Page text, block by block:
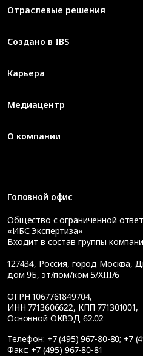
Отраслевые решения
Создано в IBS
Карьера
Медиацентр
О компании
Головной офис
Общество с ограниченной
«ИБС Экспертиза»
Входит в состав группы
127434, Россия, город Москва,
дом 9Б, эт/пом/ком 5/XIII/6
ОГРН 1067761849704,
ИНН 7713606622, КПП 771301001,
Основной ОКВЭД 62.02
Телефон: +7 (495) 967-80-80; +7
Факс: +7 (495) 967-80-81